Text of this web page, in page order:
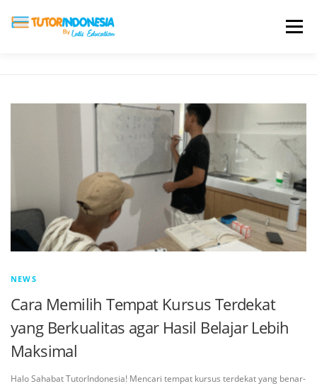
Menu
TESTIMONI PROFIL ALUMNI
DAFTAR SEKOLAH
NEWS
Cara Memilih Tempat Kursus Terdekat
yang Berkualitas agar Hasil Belajar Lebih
Maksimal
Halo Sahabat TutorIndonesia! Mencari tempat kursus terdekat yang benar-